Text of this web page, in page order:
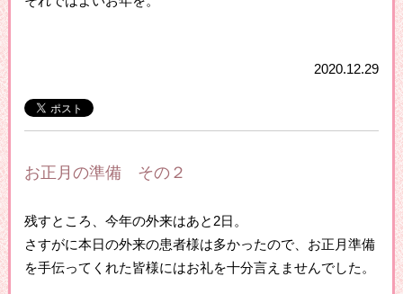
2020.12.29
お正月の準備 その２
残すところ、今年の外来はあと2日。
さすがに本日の外来の患者様は多かったので、お正月準備
を手伝ってくれた皆様にはお礼を十分言えませんでした。